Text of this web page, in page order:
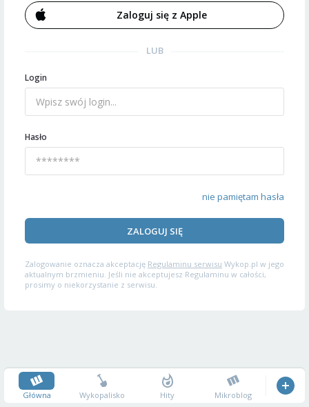
Zaloguj się z Apple
LUB
Login
Hasło
nie pamiętam hasła
ZALOGUJ SIĘ
Zalogowanie oznacza akceptację Regulaminu serwisu Wykop.pl w jego
aktualnym brzmieniu. Jeśli nie akceptujesz Regulaminu w całości,
prosimy o niekorzystanie z serwisu.
Główna Wykopalisko Hity Mikroblog